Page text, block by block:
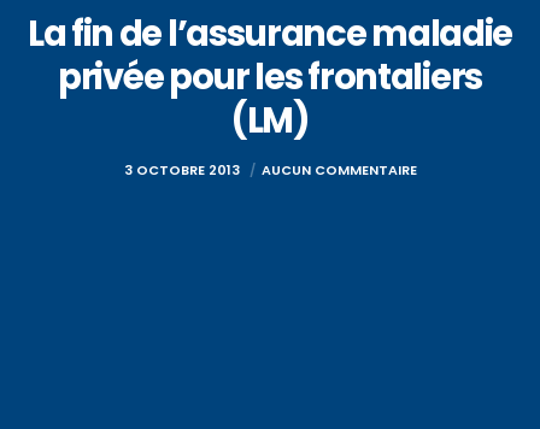
La fin de l’assurance maladie
privée pour les frontaliers
(LM)
3 OCTOBRE 2013 AUCUN COMMENTAIRE